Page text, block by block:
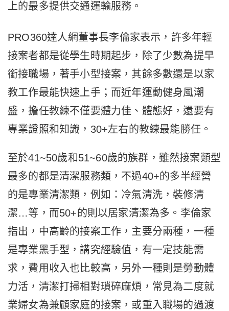
上的最多提供交通運輸服務。
PRO360達人網董事長李倫家表示，許多年輕
接案者都是從學生時期起步，除了少數為提早
銜接職場，著手小型接案，其餘多數還是以家
教工作最能快速上手；而近年運動健身風潮
盛，擔任教練不僅要體力佳、體態好，還要有
專業證照和知識，30+左右的教練最能勝任。
至於41~50歲和51~60歲的族群，雖然接案類型
最多的都是清潔服務類，不過40+的多半經營
的是專業清潔類，例如：冷氣清洗，裝修清
潔…等，而50+的則以居家清潔為多。李倫家
指出，中高齡的接案工作，主要分兩種，一種
是專業黑手型，講究經驗值，有一定技能需
求，費用收入也比較高，另外一種則是勞動體
力活，清潔打掃相對瑣碎麻煩，常見為二度就
業婦女為兼顧家庭的接案，或重入職場的過渡